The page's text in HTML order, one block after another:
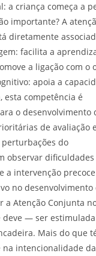
a criança começa a
importante? A
diretamente
facilita a
a ligação com o
apoia a
competência é
o desenvolvimento
de avaliação e
do
observar dificuldades
a intervenção
no desenvolvimento
a Atenção Conjunta
— ser
Mais do que
na intencionalidade